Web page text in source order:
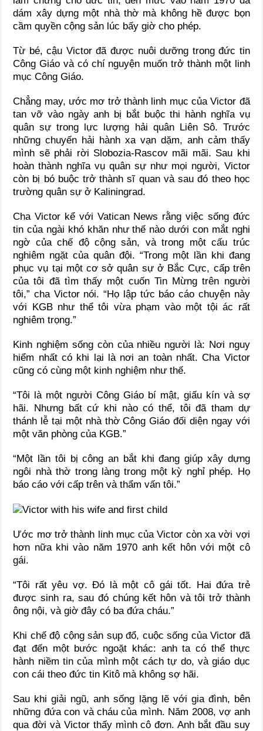
dám xây dựng một nhà thờ mà không hề được bọn
cầm quyền cộng sản lúc bấy giờ cho phép.
Từ bé, cậu Victor đã được nuôi dưỡng trong đức tin
Công Giáo và có chí nguyện muốn trở thành một linh
mục Công Giáo.
Chẳng may, ước mơ trở thành linh mục của Victor đã
tan vỡ vào ngày anh bị bắt buộc thi hành nghĩa vụ
quân sự trong lực lượng hải quân Liên Sô. Trước
những chuyến hải hành xa vạn dặm, anh cảm thấy
mình sẽ phải rời Slobozia-Rascov mãi mãi. Sau khi
hoàn thành nghĩa vụ quân sự như mọi người, Victor
còn bị bó buộc trở thành sĩ quan và sau đó theo học
trường quân sự ở Kaliningrad.
Cha Victor kể với Vatican News rằng việc sống đức
tin của ngài khó khăn như thế nào dưới con mắt nghi
ngờ của chế độ cộng sản, và trong một cấu trúc
nghiêm ngặt của quân đội. “Trong một lần khi đang
phục vụ tại một cơ sở quân sự ở Bắc Cực, cấp trên
của tôi đã tìm thấy một cuốn Tin Mừng trên người
tôi,” cha Victor nói. “Họ lập tức báo cáo chuyện này
với KGB như thể tôi vừa phạm vào một tội ác rất
nghiêm trọng.”
Kinh nghiệm sống còn của nhiều người là: Nơi nguy
hiểm nhất có khi lại là nơi an toàn nhất. Cha Victor
cũng có cùng một kinh nghiệm như thế.
“Tôi là một người Công Giáo bí mật, giấu kín và sợ
hãi. Nhưng bất cứ khi nào có thể, tôi đã tham dự
thánh lễ tại một nhà thờ Công Giáo đối diện ngay với
một văn phòng của KGB.”
“Một lần tôi bị công an bắt khi đang giúp xây dựng
ngôi nhà thờ trong làng trong một kỳ nghỉ phép. Họ
báo cáo với cấp trên và thẩm vấn tôi.”
Ước mơ trở thành linh mục của Victor còn xa vời vợi
hơn nữa khi vào năm 1970 anh kết hôn với một cô
gái.
“Tôi rất yêu vợ. Đó là một cô gái tốt. Hai đứa trẻ
được sinh ra, sau đó chúng kết hôn và tôi trở thành
ông nội, và giờ đây có ba đứa cháu.”
Khi chế độ cộng sản sụp đổ, cuộc sống của Victor đã
đạt đến một bước ngoặt khác: anh ta có thể thực
hành niềm tin của mình một cách tự do, và giáo dục
con cái theo đức tin Kitô mà không sợ hãi.
Sau khi giải ngũ, anh sống lặng lẽ với gia đình, bên
những đứa con và cháu của mình. Năm 2008, vợ anh
qua đời và Victor thấy mình cô đơn. Anh bắt đầu suy